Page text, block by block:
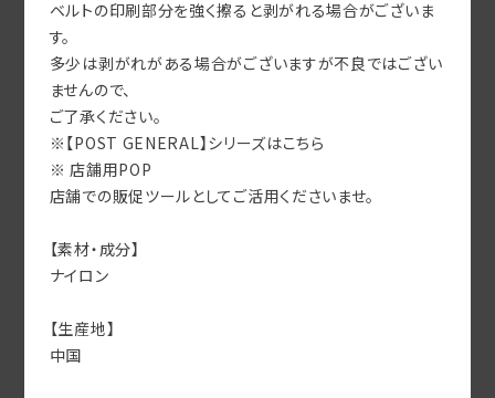
ベルトの印刷部分を強く擦ると剥がれる場合がございま
す。
多少は剥がれがある場合がございますが不良ではござい
ませんので、
ご了承ください。
※【POST GENERAL】シリーズはこちら
※ 店舗用POP
店舗での販促ツールとしてご活用くださいませ。
【素材・成分】
ナイロン
【生産地】
中国